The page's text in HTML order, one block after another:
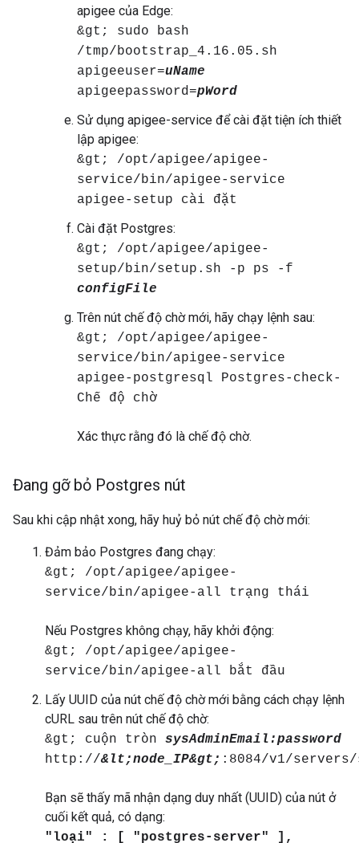
apigee của Edge:
&gt; sudo bash
/tmp/bootstrap_4.16.05.sh
apigeeuser=uName
apigeepassword=pWord
Sử dụng apigee-service để cài đặt tiện ích thiết
lập apigee:
&gt; /opt/apigee/apigee-
service/bin/apigee-service
apigee-setup cài đặt
Cài đặt Postgres:
&gt; /opt/apigee/apigee-
setup/bin/setup.sh -p ps -f
configFile
Trên nút chế độ chờ mới, hãy chạy lệnh sau:
&gt; /opt/apigee/apigee-
service/bin/apigee-service
apigee-postgresql Postgres-check-
Chế độ chờ
Xác thực rằng đó là chế độ chờ.
Đang gỡ bỏ Postgres nút
Sau khi cập nhật xong, hãy huỷ bỏ nút chế độ chờ mới:
Đảm bảo Postgres đang chạy:
&gt; /opt/apigee/apigee-
service/bin/apigee-all trạng thái
Nếu Postgres không chạy, hãy khởi động:
&gt; /opt/apigee/apigee-
service/bin/apigee-all bắt đầu
Lấy UUID của nút chế độ chờ mới bằng cách chạy lệnh
cURL sau trên nút chế độ chờ:
&gt; cuộn tròn sysAdminEmail:password
http://&lt;node_IP&gt; :8084/v1/
Bạn sẽ thấy mã nhận dạng duy nhất (UUID) của nút ở
cuối kết quả, có dạng:
"loại" : [ "postgres-server" ],